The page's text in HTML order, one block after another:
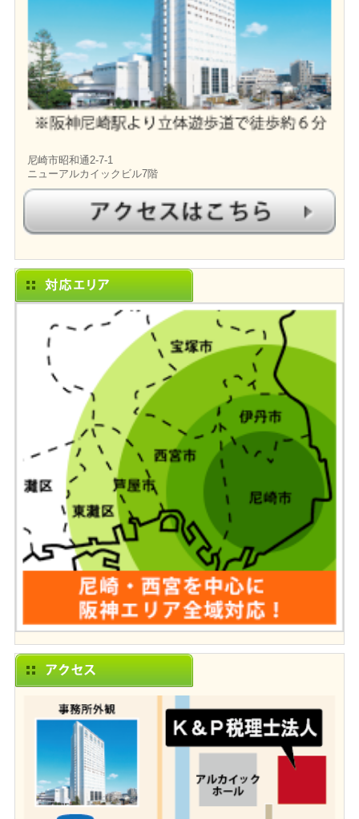
尼崎市昭和通2-7-1
ニューアルカイックビル7階